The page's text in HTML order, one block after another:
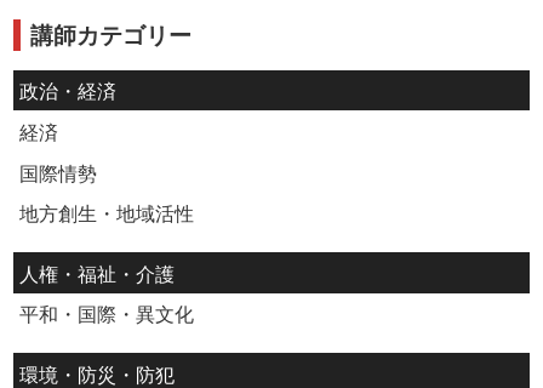
講師カテゴリー
政治・経済
経済
国際情勢
地方創生・地域活性
人権・福祉・介護
平和・国際・異文化
環境・防災・防犯